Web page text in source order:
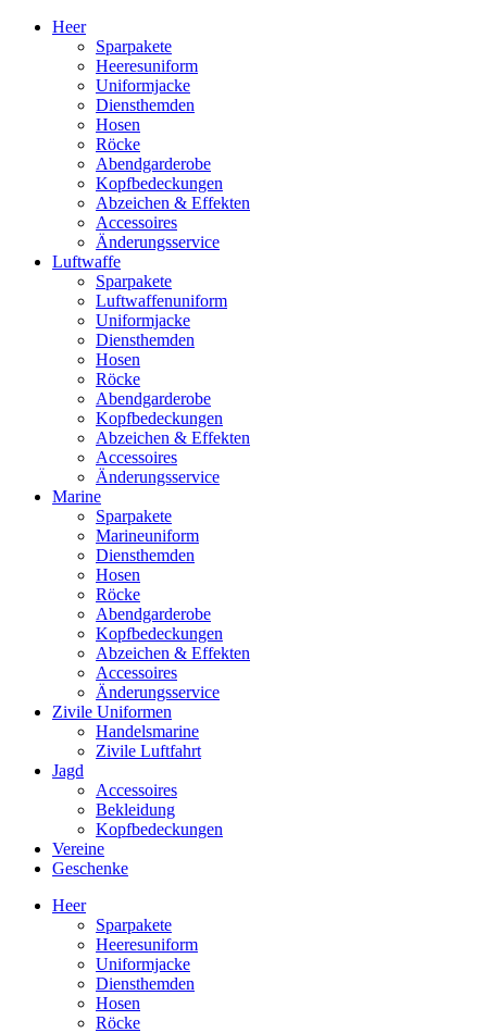
Heer
Sparpakete
Heeresuniform
Uniformjacke
Diensthemden
Hosen
Röcke
Abendgarderobe
Kopfbedeckungen
Abzeichen & Effekten
Accessoires
Änderungsservice
Luftwaffe
Sparpakete
Luftwaffenuniform
Uniformjacke
Diensthemden
Hosen
Röcke
Abendgarderobe
Kopfbedeckungen
Abzeichen & Effekten
Accessoires
Änderungsservice
Marine
Sparpakete
Marineuniform
Diensthemden
Hosen
Röcke
Abendgarderobe
Kopfbedeckungen
Abzeichen & Effekten
Accessoires
Änderungsservice
Zivile Uniformen
Handelsmarine
Zivile Luftfahrt
Jagd
Accessoires
Bekleidung
Kopfbedeckungen
Vereine
Geschenke
Heer
Sparpakete
Heeresuniform
Uniformjacke
Diensthemden
Hosen
Röcke